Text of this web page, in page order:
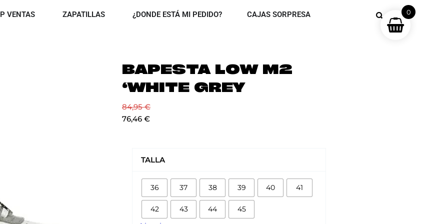
VENTAS OPEN TOP VENTAS
ZAPATILLAS OPEN ZAPATILLAS
¿DONDE ESTÁ MI PEDIDO? CAJAS SORPRESA
BAPESTA LOW M2
‘WHITE GREY
84,95€
76,46 €
TALLA
36 37 38 39 40 41
42 43 44 45
LOW
‘WHITE
GREY
cantidad
0